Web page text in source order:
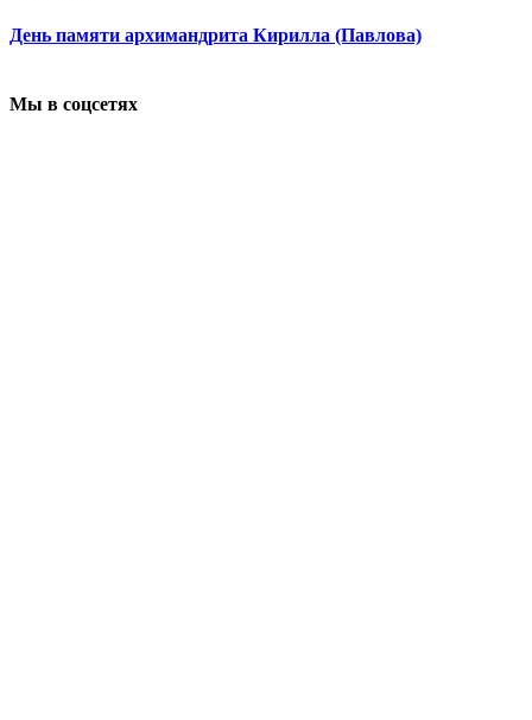
День памяти архимандрита Кирилла (Павлова)
Мы в соцсетях